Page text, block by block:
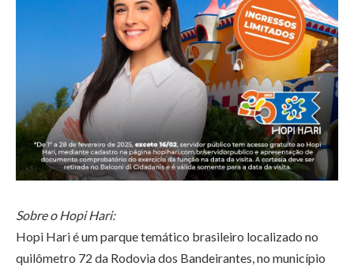
Sobre o Hopi Hari:
Hopi Hari é um parque temático brasileiro localizado no
quilômetro 72 da Rodovia dos Bandeirantes, no município